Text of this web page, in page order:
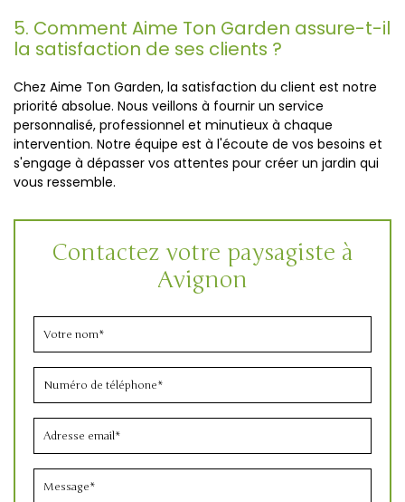
5. Comment Aime Ton Garden assure-t-il
la satisfaction de ses clients ?
Chez Aime Ton Garden, la satisfaction du client est notre
priorité absolue. Nous veillons à fournir un service
personnalisé, professionnel et minutieux à chaque
intervention. Notre équipe est à l'écoute de vos besoins et
s'engage à dépasser vos attentes pour créer un jardin qui
vous ressemble.
Contactez votre paysagiste à
Avignon